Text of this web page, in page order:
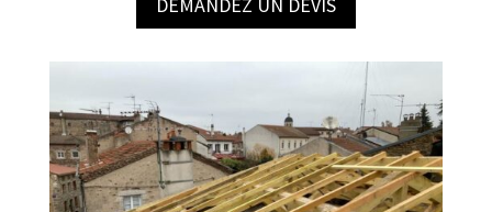
DEMANDEZ UN DEVIS